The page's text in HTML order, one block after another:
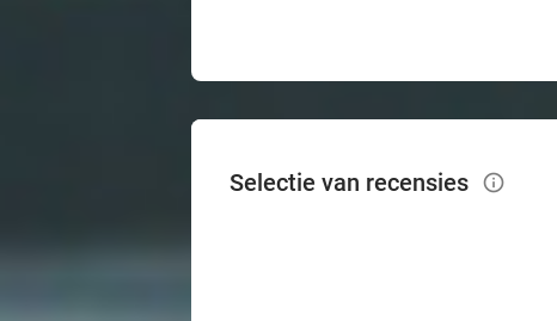
Selectie van recensies info_outlined